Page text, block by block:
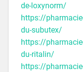
de-loxynorm/
https://
du-subutex/
https://
du-ritalin/
https://